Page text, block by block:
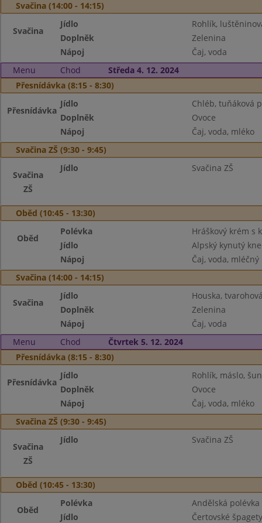
Svačina (14:00 - 14:15)
Svačina
Jídlo
Rohlík,
Doplněk
Zelenina
Nápoj
Čaj, voda
Menu
Chod
Středa 4. 12. 2024
Přesnídávka (8:15 - 8:30)
Přesnídávka
Jídlo
Chléb, tuňáková
Doplněk
Ovoce
Nápoj
Čaj, voda, mléko
Svačina ZŠ (9:30 - 9:45)
Svačina
ZŠ
Jídlo Svačina ZŠ
Oběd (10:45 - 13:30)
Oběd
Polévka
Hráškový krém s
Jídlo
Alpský kynutý
Nápoj
Čaj, voda,
Svačina (14:00 - 14:15)
Svačina
Jídlo
Houska,
Doplněk
Zelenina
Nápoj
Čaj, voda
Menu
Chod
Čtvrtek 5. 12. 2024
Přesnídávka (8:15 - 8:30)
Přesnídávka
Jídlo
Rohlík, máslo,
Doplněk
Ovoce
Nápoj
Čaj, voda, mléko
Svačina ZŠ (9:30 - 9:45)
Svačina
ZŠ
Jídlo Svačina ZŠ
Oběd (10:45 - 13:30)
Oběd
Polévka
Andělská polévka
Jídlo
Čertovské špagety